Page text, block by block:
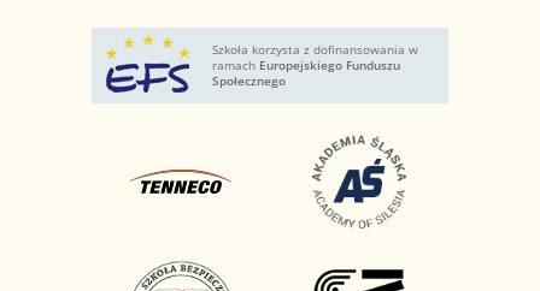
Szkoła korzysta z dofinansowania w
ramach Europejskiego Funduszu
Społecznego